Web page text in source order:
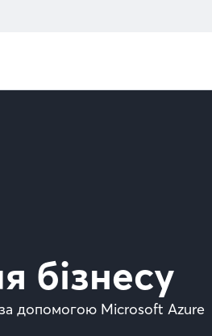
бізнесу
за допомогою Microsoft Azure